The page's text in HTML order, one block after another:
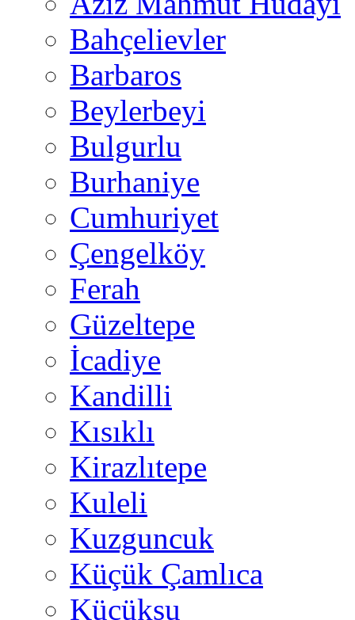
Bahçelievler
Barbaros
Beylerbeyi
Bulgurlu
Burhaniye
Cumhuriyet
Çengelköy
Ferah
Güzeltepe
İcadiye
Kandilli
Kısıklı
Kirazlıtepe
Kuleli
Kuzguncuk
Küçük Çamlıca
Küçüksu